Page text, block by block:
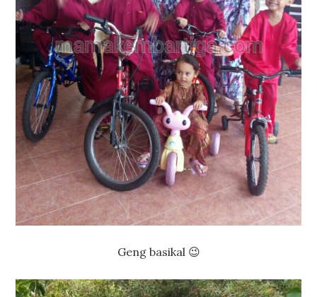
Geng basikal 😉